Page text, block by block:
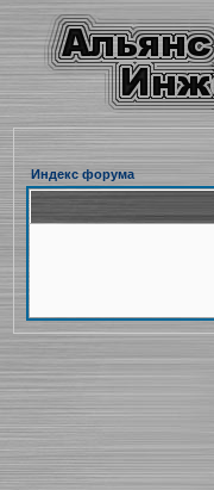
Индекс форума